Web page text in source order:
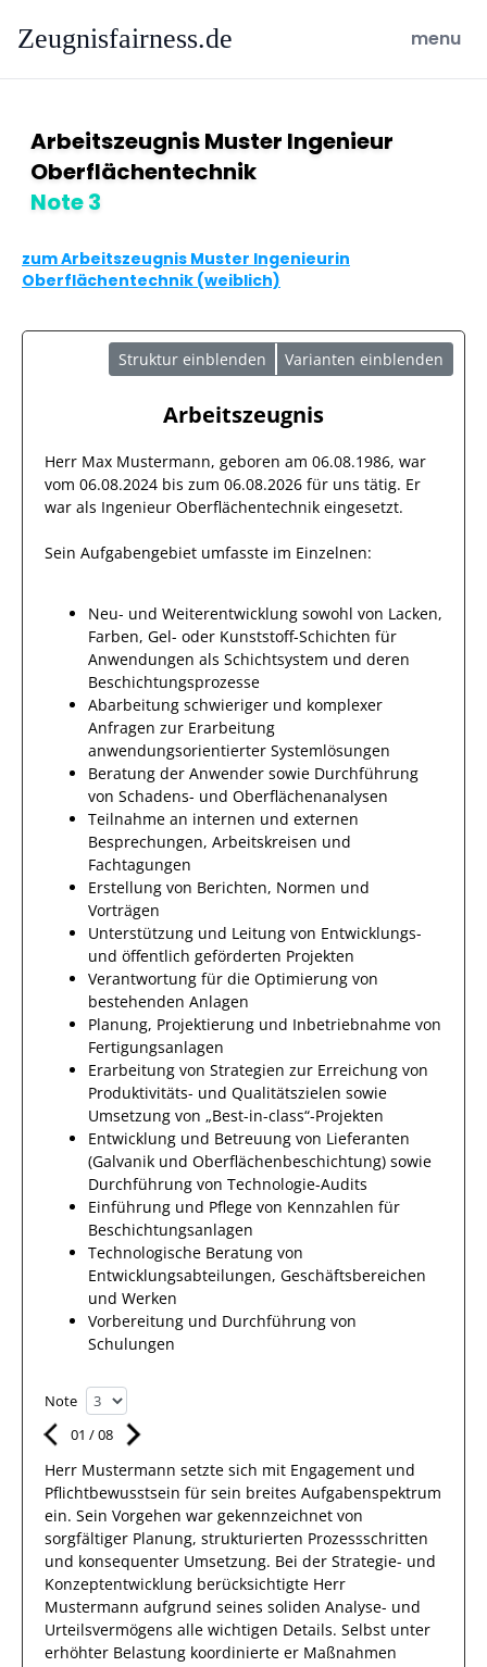
Zeugnisfairness.de open
menu
Arbeitszeugnis Muster Ingenieur
Oberflächentechnik
Note 3
zum Arbeitszeugnis Muster Ingenieurin
Oberflächentechnik (weiblich)
Struktur einblenden Varianten einblenden
Arbeitszeugnis
Herr Max Mustermann, geboren am 06.08.1986, war
vom 06.08.2024 bis zum 06.08.2026 für uns tätig. Er
war als Ingenieur Oberflächentechnik eingesetzt.
Sein Aufgabengebiet umfasste im Einzelnen:
Neu- und Weiterentwicklung sowohl von Lacken,
Farben, Gel- oder Kunststoff-Schichten für
Anwendungen als Schichtsystem und deren
Beschichtungsprozesse
Abarbeitung schwieriger und komplexer
Anfragen zur Erarbeitung
anwendungsorientierter Systemlösungen
Beratung der Anwender sowie Durchführung
von Schadens- und Oberflächenanalysen
Teilnahme an internen und externen
Besprechungen, Arbeitskreisen und
Fachtagungen
Erstellung von Berichten, Normen und
Vorträgen
Unterstützung und Leitung von Entwicklungs-
und öffentlich geförderten Projekten
Verantwortung für die Optimierung von
bestehenden Anlagen
Planung, Projektierung und Inbetriebnahme von
Fertigungsanlagen
Erarbeitung von Strategien zur Erreichung von
Produktivitäts- und Qualitätszielen sowie
Umsetzung von „Best-in-class“-Projekten
Entwicklung und Betreuung von Lieferanten
(Galvanik und Oberflächenbeschichtung) sowie
Durchführung von Technologie-Audits
Einführung und Pflege von Kennzahlen für
Beschichtungsanlagen
Technologische Beratung von
Entwicklungsabteilungen, Geschäftsbereichen
und Werken
Vorbereitung und Durchführung von
Schulungen
Note
01 /08
Herr Mustermann setzte sich mit Engagement und
Pflichtbewusstsein für sein breites Aufgabenspektrum
ein. Sein Vorgehen war gekennzeichnet von
sorgfältiger Planung, strukturierten Prozessschritten
und konsequenter Umsetzung. Bei der Strategie- und
Konzeptentwicklung berücksichtigte Herr
Mustermann aufgrund seines soliden Analyse- und
Urteilsvermögens alle wichtigen Details. Selbst unter
erhöhter Belastung koordinierte er Maßnahmen